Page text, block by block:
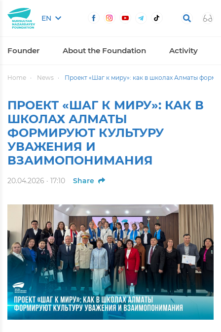
EN
Founder About the Foundation Activity
Home News Проект «Шаг к миру»: как в школах Алматы
ПРОЕКТ «ШАГ К МИРУ»: КАК В
ШКОЛАХ АЛМАТЫ
ФОРМИРУЮТ КУЛЬТУРУ
УВАЖЕНИЯ И
ВЗАИМОПОНИМАНИЯ
20.04.2026 · 17:10 Share